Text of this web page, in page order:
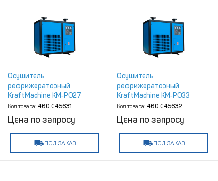
Осушитель
рефрижераторный
KraftMachine КМ‑РО27
Код товара: 460.045631
Цена по запросу
ПОД ЗАКАЗ
Осушитель
рефрижераторный
KraftMachine КМ‑РО33
Код товара: 460.045632
Цена по запросу
ПОД ЗАКАЗ